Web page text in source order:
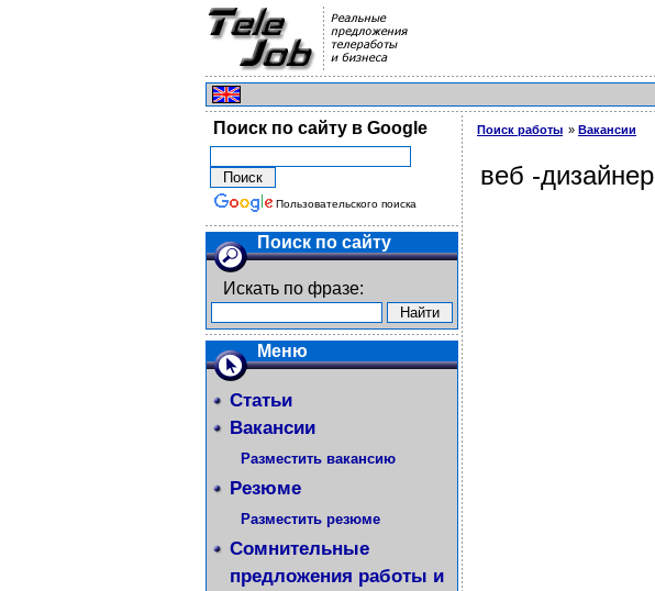
Поиск по сайту в Google
Пользовательского поиска
Поиск по сайту
Искать по фразе:
Меню
Статьи
Вакансии
Разместить вакансию
Резюме
Разместить резюме
Сомнительные
предложения работы и
Поиск работы Вакансии
веб -дизайнер